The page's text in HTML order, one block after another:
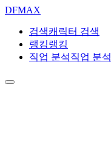
DFMAX
검색캐릭터 검색
랭킹랭킹
직업 분석직업 분석